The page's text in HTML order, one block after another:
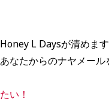
L Daysが清めます
なたからのナヤメー
い！